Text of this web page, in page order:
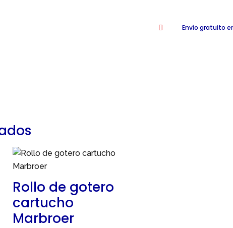
 Envío gratuito
Rollo de gotero
cartucho
Marbroer